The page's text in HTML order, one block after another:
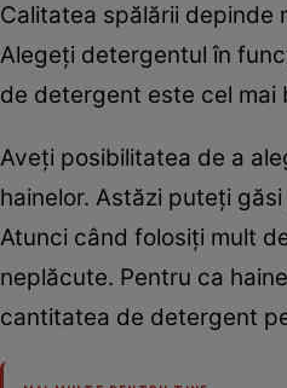
Calitatea spălării depinde
Alegeți detergentul în
de detergent este cel mai
Aveți posibilitatea de a
hainelor. Astăzi puteți
Atunci când folosiți mult
neplăcute. Pentru ca
cantitatea de detergent